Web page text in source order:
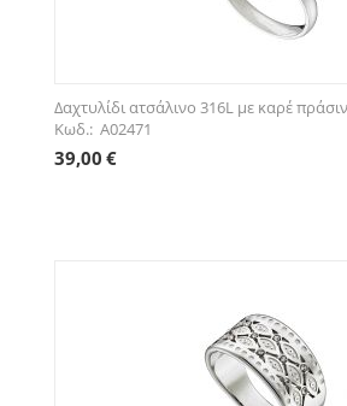
Δαχτυλίδι ατσάλινο 316L με καρέ
Κωδ.: A02471
39,00 €